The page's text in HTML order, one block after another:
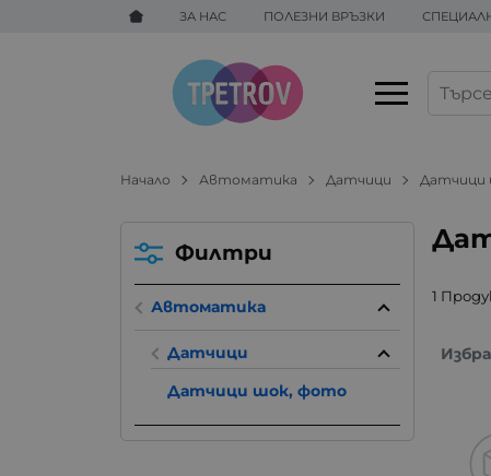
ЗА НАС ПОЛЕЗНИ ВРЪЗКИ
Начало Автоматика Датчици
1
Филтри
Автоматика
Датчици
Датчици шок, фото